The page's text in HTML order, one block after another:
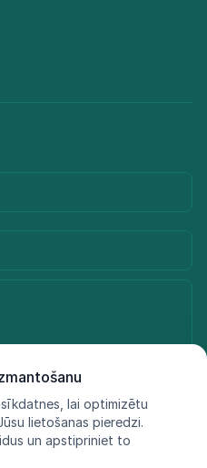
lai optimizētu
lietošanas pieredzi.
un apstipriniet to
ziņu